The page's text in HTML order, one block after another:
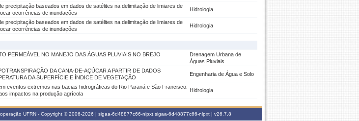
precipitação baseados em dados de satélites na delimitação de limiares de
ocorrências de inundações
Hidrologia
precipitação baseados em dados de satélites na delimitação de limiares de
ocorrências de inundações
Hidrologia
PERMEÁVEL NO MANEJO DAS ÁGUAS PLUVIAIS NO BREJO
Drenagem Urbana de
Águas Pluviais
DA CANA-DE-AÇÚCAR A PARTIR DE DADOS
DA SUPERFÍCIE E ÍNDICE DE VEGETAÇÃO
Engenharia de Água e Solo
eventos extremos nas bacias hidrográficas do Rio Paraná e São Francisco:
impactos na produção agrícola
Hidrologia
UFRN - Copyright © 2006-2026 | sigaa-6d48877c66-nlpxt.sigaa-6d48877c66-nlpxt | v26.7.8